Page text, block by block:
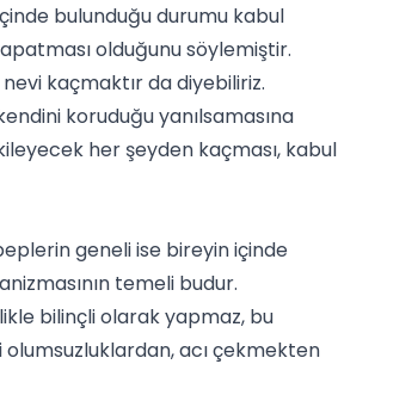
bulunduğu durumu kabul
olduğunu söylemiştir.
kaçmaktır da diyebiliriz.
koruduğu yanılsamasına
her şeyden kaçması, kabul
geneli ise bireyin içinde
temeli budur.
bilinçli olarak yapmaz, bu
acı çekmekten